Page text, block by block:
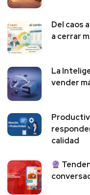
Del caos
a cerrar
La
vender
calidad